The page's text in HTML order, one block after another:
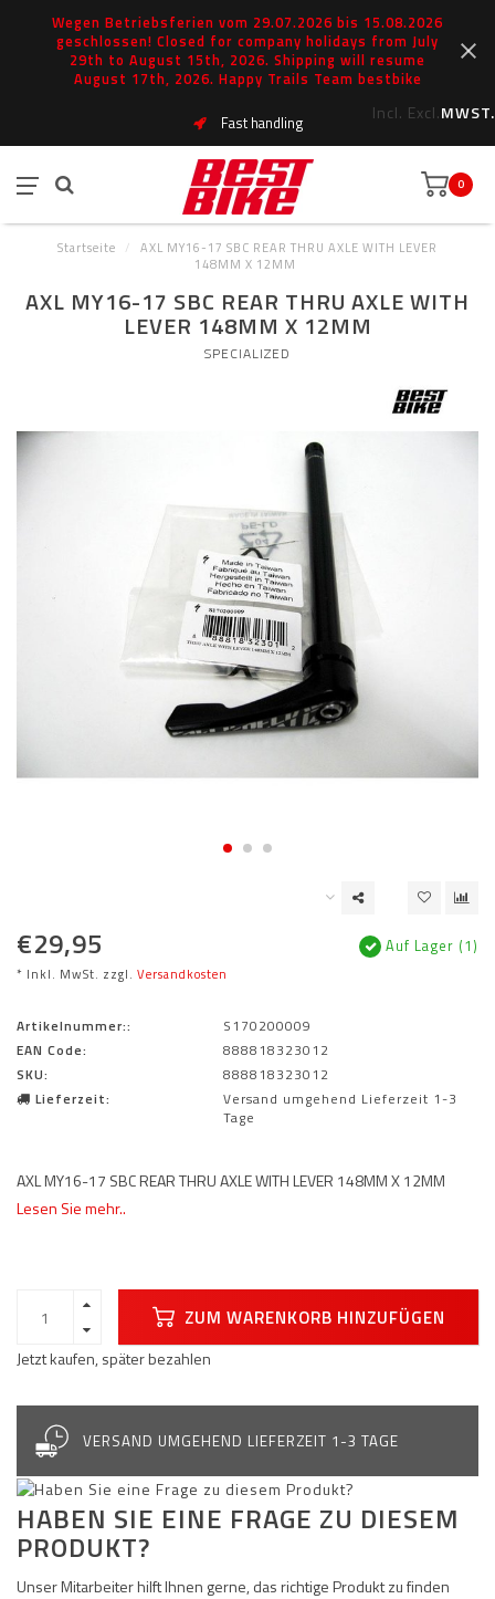
Wegen Betriebsferien vom 29.07.2026 bis 15.08.2026
geschlossen! Closed for company holidays from July
29th to August 15th, 2026. Shipping will resume
August 17th, 2026. Happy Trails Team bestbike
Incl. Excl.MWST.
Fast handling
0
Startseite /
AXL MY16-17 SBC REAR THRU AXLE WITH LEVER
148MM X 12MM
AXL MY16-17 SBC REAR THRU AXLE WITH
LEVER 148MM X 12MM
SPECIALIZED
€29,95
* Inkl. MwSt. zzgl. Versandkosten
Auf Lager (1)
Artikelnummer::
S170200009
EAN Code:
888818323012
SKU:
888818323012
Lieferzeit:
Versand umgehend Lieferzeit 1-3
Tage
AXL MY16-17 SBC REAR THRU AXLE WITH LEVER 148MM X 12MM
Lesen Sie mehr..
ZUM WARENKORB HINZUFÜGEN
Jetzt kaufen, später bezahlen
VERSAND UMGEHEND LIEFERZEIT 1-3 TAGE
HABEN SIE EINE FRAGE ZU DIESEM
PRODUKT?
Unser Mitarbeiter hilft Ihnen gerne, das richtige Produkt zu finden